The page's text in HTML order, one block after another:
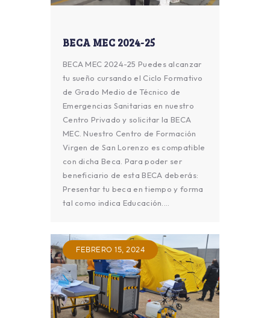
BECA MEC 2024-25
BECA MEC 2024-25 Puedes alcanzar
tu sueño cursando el Ciclo Formativo
de Grado Medio de Técnico de
Emergencias Sanitarias en nuestro
Centro Privado y solicitar la BECA
MEC. Nuestro Centro de Formación
Virgen de San Lorenzo es compatible
con dicha Beca. Para poder ser
beneficiario de esta BECA deberás:
Presentar tu beca en tiempo y forma
tal como indica Educación.…
FEBRERO 15, 2024